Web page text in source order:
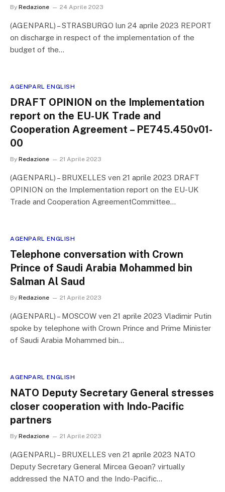
By Redazione 24 Aprile 2023
(AGENPARL) – STRASBURGO lun 24 aprile 2023 REPORT
on discharge in respect of the implementation of the
budget of the…
AGENPARL ENGLISH
DRAFT OPINION on the Implementation
report on the EU-UK Trade and
Cooperation Agreement – PE745.450v01-
00
By Redazione 21 Aprile 2023
(AGENPARL) – BRUXELLES ven 21 aprile 2023 DRAFT
OPINION on the Implementation report on the EU-UK
Trade and Cooperation AgreementCommittee…
AGENPARL ENGLISH
Telephone conversation with Crown
Prince of Saudi Arabia Mohammed bin
Salman Al Saud
By Redazione 21 Aprile 2023
(AGENPARL) – MOSCOW ven 21 aprile 2023 Vladimir Putin
spoke by telephone with Crown Prince and Prime Minister
of Saudi Arabia Mohammed bin…
AGENPARL ENGLISH
NATO Deputy Secretary General stresses
closer cooperation with Indo-Pacific
partners
By Redazione 21 Aprile 2023
(AGENPARL) – BRUXELLES ven 21 aprile 2023 NATO
Deputy Secretary General Mircea Geoan? virtually
addressed the NATO and the Indo-Pacific…